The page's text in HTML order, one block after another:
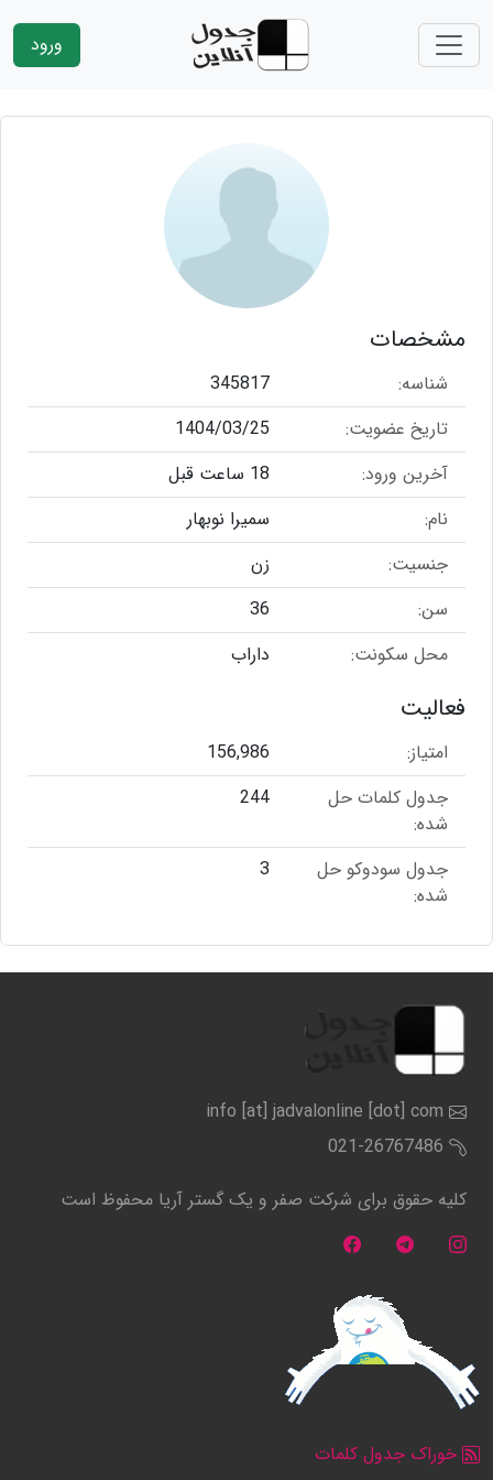
ورود
مشخصات
شناسه:
345817
تاریخ عضویت:
1404/03/25
آخرین ورود:
18 ساعت قبل
نام:
سمیرا نوبهار
جنسیت:
زن
سن:
36
محل سکونت:
داراب
فعالیت
امتیاز:
156,986
جدول کلمات حل
شده:
244
جدول سودوکو حل
شده:
3
info [at] jadvalonline [dot] com
021-26767486
کلیه حقوق برای شرکت صفر و یک گستر آریا محفوظ است
خوراک جدول کلمات